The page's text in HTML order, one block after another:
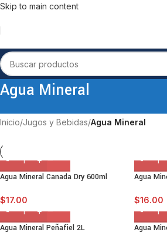
Skip to main content
Agua Mineral
Inicio/Jugos y Bebidas/Agua Mineral
Agua Mineral Canada Dry 600ml
$17.00
Agua
$16.00
Agua Mineral Peñafiel 2L Agua